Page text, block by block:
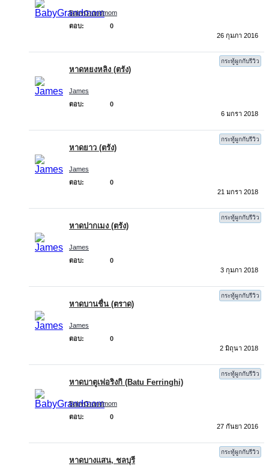
BabyGrandmom
ตอบ:
0
26 กุมภา 2016
กระทู้ผูกกับรีวิว
หาดหยงหลิง (ตรัง)
James
ตอบ:
0
6 มกรา 2018
กระทู้ผูกกับรีวิว
หาดยาว (ตรัง)
James
ตอบ:
0
21 มกรา 2018
กระทู้ผูกกับรีวิว
หาดปากเมง (ตรัง)
James
ตอบ:
0
3 กุมภา 2018
กระทู้ผูกกับรีวิว
หาดบานชื่น (ตราด)
James
ตอบ:
0
2 มิถุนา 2018
กระทู้ผูกกับรีวิว
หาดบาตูเฟอริงกิ (Batu Ferringhi)
BabyGrandmom
ตอบ:
0
27 กันยา 2016
กระทู้ผูกกับรีวิว
หาดบางแสน, ชลบุรี